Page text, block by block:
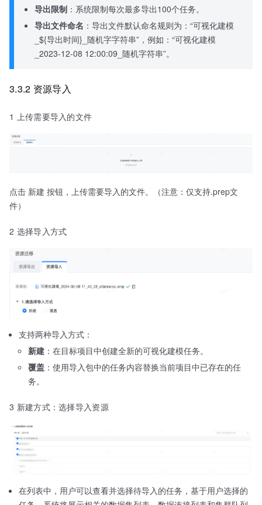
导出限制 ：系统限制每次最多导出100个任务。
导出文件命名 ：导出文件默认命名规则为：“可视化建模
_${导出时间}_随机字字符串”，例如：“可视化建模
_2023-12-08 12:00:09_随机字符串”。
3.3.2 资源导入
1 上传需要导入的文件
点击 新建 按钮，上传需要导入的文件。（注意：仅支持.prep文
件）
2 选择导入方式
支持两种导入方式：
新建 ：在目标项目中创建全新的可视化建模任务。
覆盖 ：使用导入包中的任务内容替换当前项目中已存在的任
务。
3 新建方式：选择导入资源
在列表中，用户可以查看并选择待导入的任务，基于用户选择的